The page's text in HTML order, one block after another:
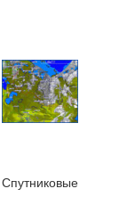
Cпутниковые